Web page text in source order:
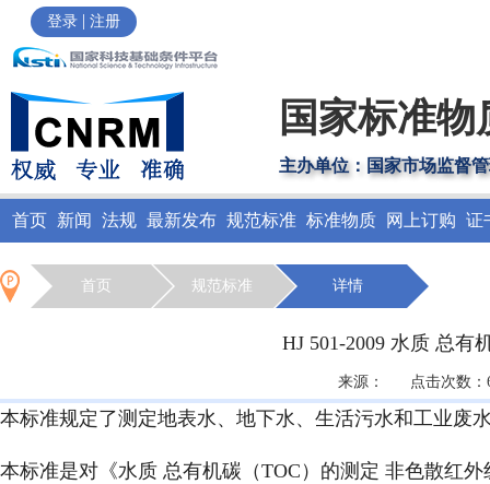
登录 | 注册
国家标准
主办单位：国家市场监督
首页 新闻 法规 最新发布 规范标准 标准物质 网上订购 证
首页 规范标准 详情
HJ 501-2009 水质 总有
来源： 点击次数：
本标准规定了测定地表水、地下水、生活污水和工业废
本标准是对《水质 总有机碳（TOC）的测定 非色散红